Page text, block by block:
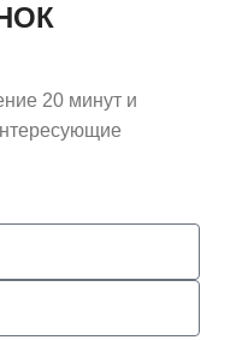
20 минут и